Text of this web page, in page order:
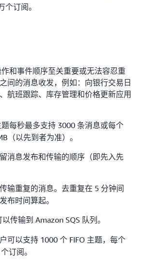
订阅。
作和事件顺序至关重要或无法容忍重
间的消息收发，例如：向银行交易日
航班跟踪、库存管理和价格更新应用
题每秒最多支持 3000 条消息或每个
（以先到者为准）。
消息发布和传输的顺序（即先入先
输重复的消息。去重复在 5 分钟间
布时间算起。
传输到 Amazon SQS 队列。
可以支持 1000 个 FIFO 主题，每个
订阅。